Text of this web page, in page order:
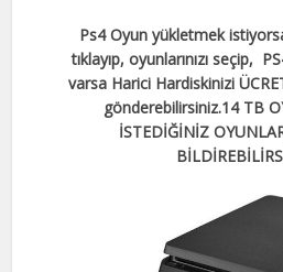
Ps4 Oyun yükletmek
tıklayıp, oyunlarınızı seçip,
varsa Harici Hardiskinizi
gönderebilirsiniz.14 TB
İSTEDİĞİNİZ